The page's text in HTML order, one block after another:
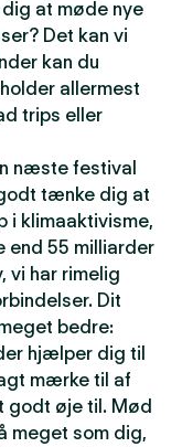
at møde nye
Det kan vi
kan du
allermest
trips eller
næste festival
tænke dig at
i klimaaktivisme,
end 55 milliarder
vi har rimelig
Dit
bedre:
hjælper dig til
mærke til af
godt øje til. Mød
meget som dig,